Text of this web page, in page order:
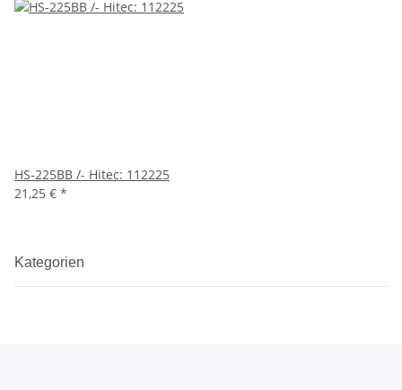
HS-225BB /- Hitec: 112225
21,25 € *
Kategorien